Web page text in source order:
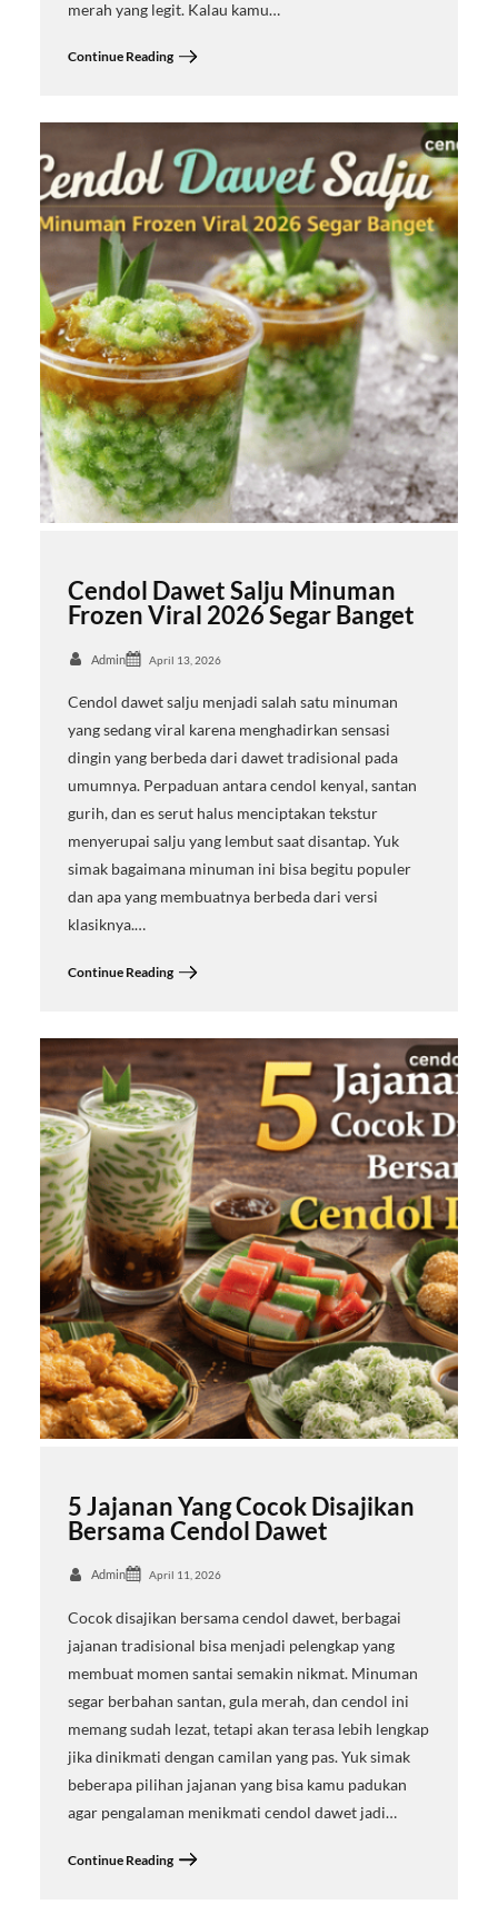
merah yang legit. Kalau kamu…
Continue Reading
Cendol Dawet Salju Minuman
Frozen Viral 2026 Segar Banget
Admin April 13, 2026
Cendol dawet salju menjadi salah satu minuman
yang sedang viral karena menghadirkan sensasi
dingin yang berbeda dari dawet tradisional pada
umumnya. Perpaduan antara cendol kenyal, santan
gurih, dan es serut halus menciptakan tekstur
menyerupai salju yang lembut saat disantap. Yuk
simak bagaimana minuman ini bisa begitu populer
dan apa yang membuatnya berbeda dari versi
klasiknya.…
Continue Reading
5 Jajanan Yang Cocok Disajikan
Bersama Cendol Dawet
Admin April 11, 2026
Cocok disajikan bersama cendol dawet, berbagai
jajanan tradisional bisa menjadi pelengkap yang
membuat momen santai semakin nikmat. Minuman
segar berbahan santan, gula merah, dan cendol ini
memang sudah lezat, tetapi akan terasa lebih lengkap
jika dinikmati dengan camilan yang pas. Yuk simak
beberapa pilihan jajanan yang bisa kamu padukan
agar pengalaman menikmati cendol dawet jadi…
Continue Reading